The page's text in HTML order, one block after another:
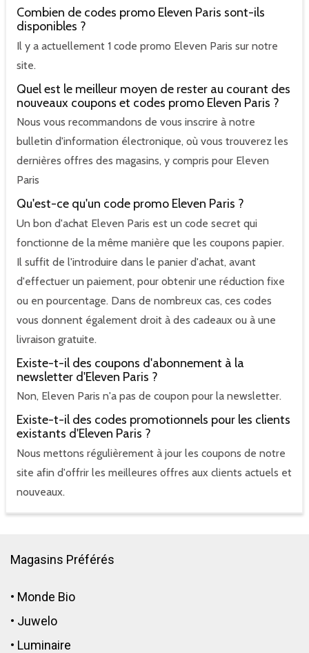
Combien de codes promo Eleven Paris sont-ils
disponibles ?
Il y a actuellement 1 code promo Eleven Paris sur notre
site.
Quel est le meilleur moyen de rester au courant des
nouveaux coupons et codes promo Eleven Paris ?
Nous vous recommandons de vous inscrire à notre
bulletin d'information électronique, où vous trouverez les
dernières offres des magasins, y compris pour Eleven
Paris
Qu'est-ce qu'un code promo Eleven Paris ?
Un bon d'achat Eleven Paris est un code secret qui
fonctionne de la même manière que les coupons papier.
Il suffit de l'introduire dans le panier d'achat, avant
d'effectuer un paiement, pour obtenir une réduction fixe
ou en pourcentage. Dans de nombreux cas, ces codes
vous donnent également droit à des cadeaux ou à une
livraison gratuite.
Existe-t-il des coupons d'abonnement à la
newsletter d'Eleven Paris ?
Non, Eleven Paris n'a pas de coupon pour la newsletter.
Existe-t-il des codes promotionnels pour les clients
existants d'Eleven Paris ?
Nous mettons régulièrement à jour les coupons de notre
site afin d'offrir les meilleures offres aux clients actuels et
nouveaux.
Magasins Préférés
• Monde Bio
• Juwelo
• Luminaire